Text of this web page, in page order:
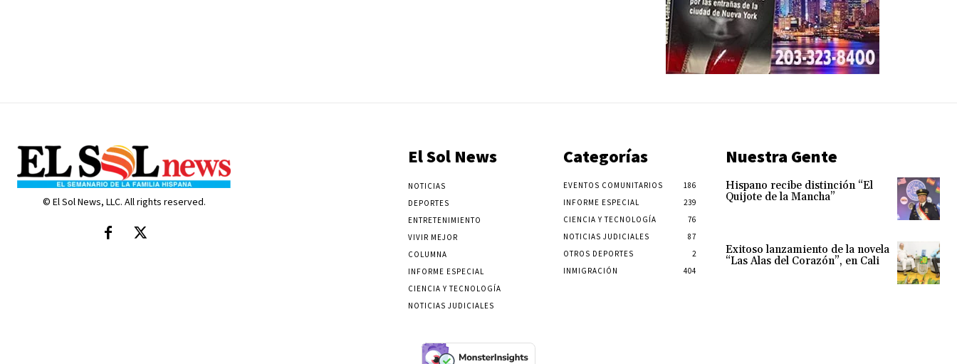
© El Sol News, LLC. All rights reserved.
El Sol News
NOTICIAS
DEPORTES
ENTRETENIMIENTO
VIVIR MEJOR
COLUMNA
INFORME ESPECIAL
CIENCIA Y TECNOLOGÍA
NOTICIAS JUDICIALES
Categorías
EVENTOS COMUNITARIOS
186
INFORME ESPECIAL
239
CIENCIA Y TECNOLOGÍA
76
NOTICIAS JUDICIALES
87
OTROS DEPORTES
2
INMIGRACIÓN
404
Nuestra Gente
Hispano recibe distinción “El
Quijote de la Mancha”
Exitoso lanzamiento de la novela
“Las Alas del Corazón”, en Cali